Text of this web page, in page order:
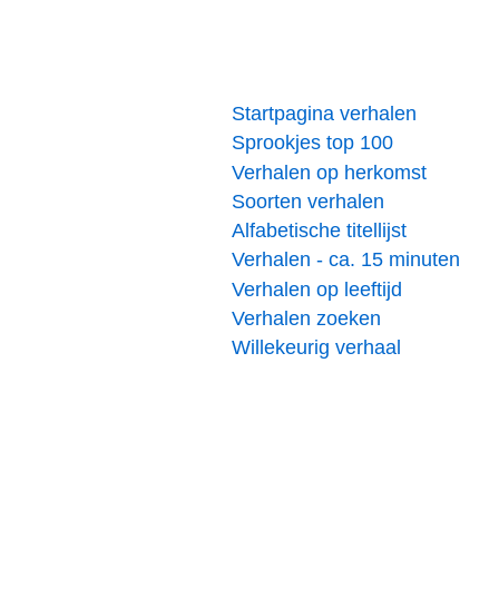
Startpagina verhalen
Sprookjes top 100
Verhalen op herkomst
Soorten verhalen
Alfabetische titellijst
Verhalen - ca. 15 minuten
Verhalen op leeftijd
Verhalen zoeken
Willekeurig verhaal